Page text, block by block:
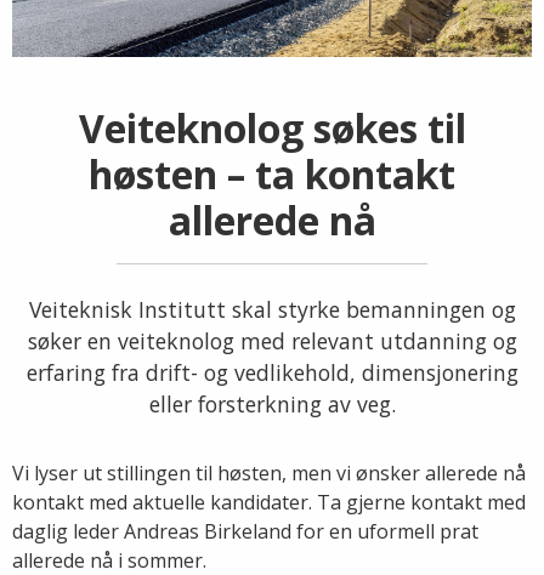
Veiteknolog søkes til
høsten – ta kontakt
allerede nå
Veiteknisk Institutt skal styrke bemanningen og
søker en veiteknolog med relevant utdanning og
erfaring fra drift- og vedlikehold, dimensjonering
eller forsterkning av veg.
Vi lyser ut stillingen til høsten, men vi ønsker allerede nå
kontakt med aktuelle kandidater. Ta gjerne kontakt med
daglig leder Andreas Birkeland for en uformell prat
allerede nå i sommer.